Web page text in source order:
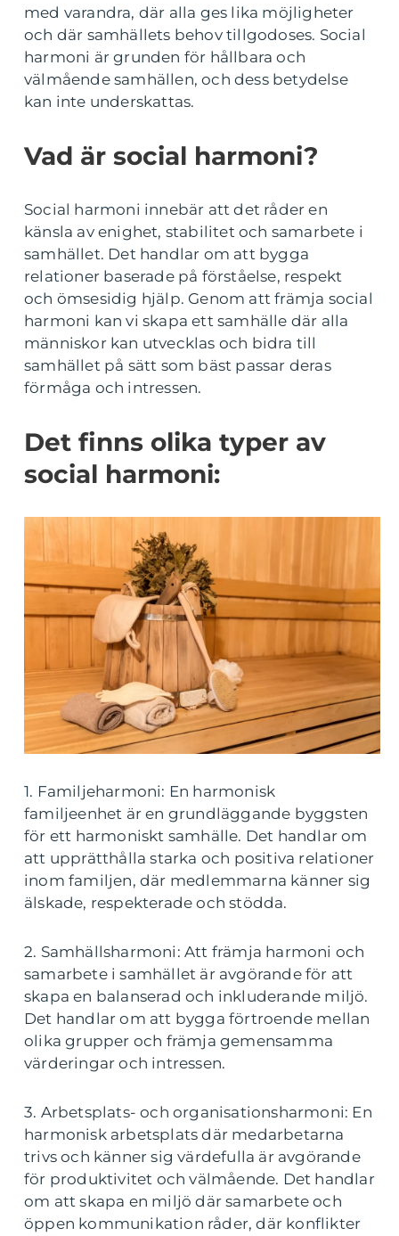
med varandra, där alla ges lika möjligheter
och där samhällets behov tillgodoses. Social
harmoni är grunden för hållbara och
välmående samhällen, och dess betydelse
kan inte underskattas.
Vad är social harmoni?
Social harmoni innebär att det råder en
känsla av enighet, stabilitet och samarbete i
samhället. Det handlar om att bygga
relationer baserade på förståelse, respekt
och ömsesidig hjälp. Genom att främja social
harmoni kan vi skapa ett samhälle där alla
människor kan utvecklas och bidra till
samhället på sätt som bäst passar deras
förmåga och intressen.
Det finns olika typer av
social harmoni:
1. Familjeharmoni: En harmonisk
familjeenhet är en grundläggande byggsten
för ett harmoniskt samhälle. Det handlar om
att upprätthålla starka och positiva relationer
inom familjen, där medlemmarna känner sig
älskade, respekterade och stödda.
2. Samhällsharmoni: Att främja harmoni och
samarbete i samhället är avgörande för att
skapa en balanserad och inkluderande miljö.
Det handlar om att bygga förtroende mellan
olika grupper och främja gemensamma
värderingar och intressen.
3. Arbetsplats- och organisationsharmoni: En
harmonisk arbetsplats där medarbetarna
trivs och känner sig värdefulla är avgörande
för produktivitet och välmående. Det handlar
om att skapa en miljö där samarbete och
öppen kommunikation råder, där konflikter